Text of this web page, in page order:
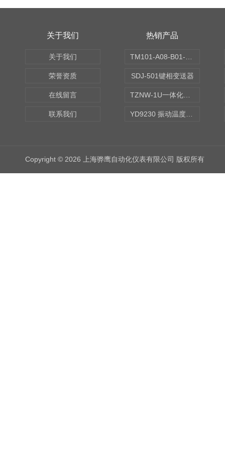
关于我们
关于我们
荣誉资质
在线留言
联系我们
热销产品
SDJ-501键相变送器
Copyright © 2026 上海骅鹰自动化仪表有限公司 版权所有